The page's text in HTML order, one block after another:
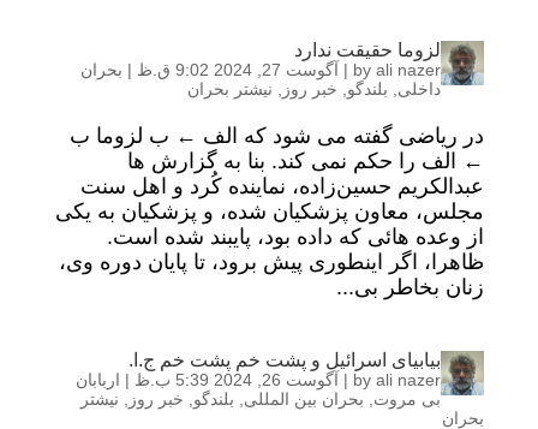
لزوما حقیقت ندارد
byali nazer
| آگوست 27, 2024 9:02 ق.ظ | بحران
داخلی
بلندگو خبر روز نیشتر بحران
در ریاضی گفته می شود که الف ← ب لزوما ب
← الف را حکم نمی کند. بنا به گزارش ها
عبدالکریم حسین‌زاده، نماینده کُرد و اهل سنت
مجلس، معاون پزشکیان شده، و پزشکیان به یکی
از وعده هائی که داده بود، پایبند شده است.
ظاهرا، اگر اینطوری پیش برود، تا پایان دوره وی،
زنان بخاطر بی...
بیابیای اسرائیل و پشت خم پشت خم ج.ا.
byali nazer
| آگوست 26, 2024 5:39 ب.ظ | اربابان
بی مروت
بحران بین المللی بلندگو خبر روز
نیشتر
بحران